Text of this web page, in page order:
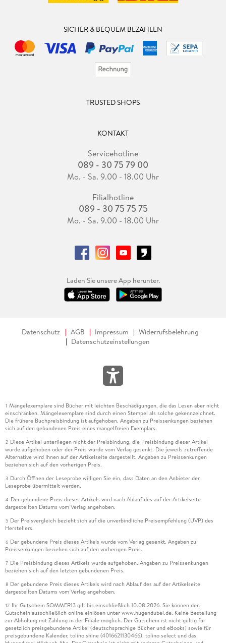
SICHER & BEQUEM BEZAHLEN
TRUSTED SHOPS
KONTAKT
Servicehotline
089 - 30 75 79 00
Mo. - Sa. 9.00 - 18.00 Uhr
Filialhotline
089 - 30 75 75 75
Mo. - Sa. 9.00 - 18.00 Uhr
Laden Sie unsere App herunter.
Datenschutz AGB Impressum
Widerrufsbelehrung
Datenschutzeinstellungen
1 Mängelexemplare sind Bücher mit leichten Beschädigungen, die das Lesen aber nicht
einschränken. Mängelexemplare sind durch einen Stempel als solche gekennzeichnet.
Die frühere Buchpreisbindung ist aufgehoben. Angaben zu Preissenkungen beziehen
sich auf den gebundenen Preis eines mangelfreien Exemplars.
2 Diese Artikel unterliegen nicht der Preisbindung, die Preisbindung dieser Artikel
wurde aufgehoben oder der Preis wurde vom Verlag gesenkt. Die jeweils zutreffende
Alternative wird Ihnen auf der Artikelseite dargestellt. Angaben zu Preissenkungen
beziehen sich auf den vorherigen Preis.
3 Durch Öffnen der Leseprobe willigen Sie ein, dass Daten an den Anbieter der
Leseprobe übermittelt werden.
4 Der gebundene Preis dieses Artikels wird nach Ablauf des auf der Artikelseite
dargestellten Datums vom Verlag angehoben.
5 Der Preisvergleich bezieht sich auf die unverbindliche Preisempfehlung (UVP) des
Herstellers.
6 Der gebundene Preis dieses Artikels wurde vom Verlag gesenkt. Angaben zu
Preissenkungen beziehen sich auf den vorherigen Preis.
7 Die Preisbindung dieses Artikels wurde aufgehoben. Angaben zu Preissenkungen
beziehen sich auf den letzten gebundenen Preis.
8 Der gebundene Preis dieses Artikels wird nach Ablauf des auf der Artikelseite
dargestellten Datums vom Verlag angehoben.
12 Ihr Gutschein SOMMER13 gilt bis einschließlich 10.08.2026. Sie können den
Gutschein ausschließlich online einlösen unter www.hugendubel.de. Keine Bestellung
zur Abholung mit Zahlung in der Filiale möglich. Der Gutschein ist nicht gültig für
gesetzlich preisgebundene Artikel (deutschsprachige Bücher und eBooks) sowie für
preisgebundene Kalender, tolino shine (4016621130466), tolino select und das